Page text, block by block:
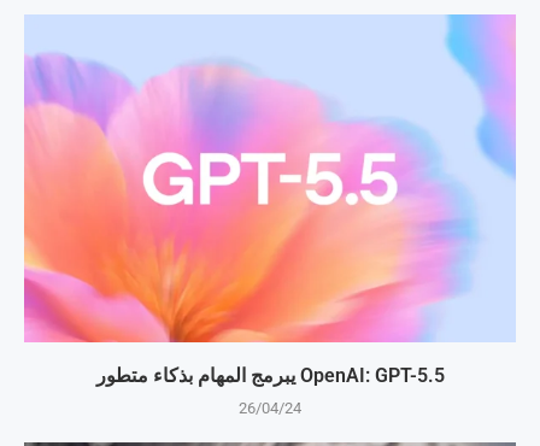
OpenAI: GPT-5.5 يبرمج المهام بذكاء متطور
26/04/24